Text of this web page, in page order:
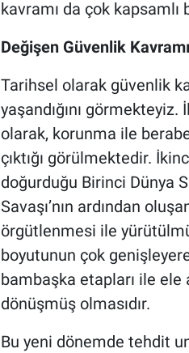
kavramı da çok kapsamlı
Değişen Güvenlik Kavramı
Tarihsel olarak güvenlik
yaşandığını görmekteyiz.
olarak, korunma ile
çıktığı görülmektedir.
doğurduğu Birinci Dünya
Savaşı’nın ardından
örgütlenmesi ile
boyutunun çok
bambaşka etapları ile ele
dönüşmüş olmasıdır.
Bu yeni dönemde tehdit